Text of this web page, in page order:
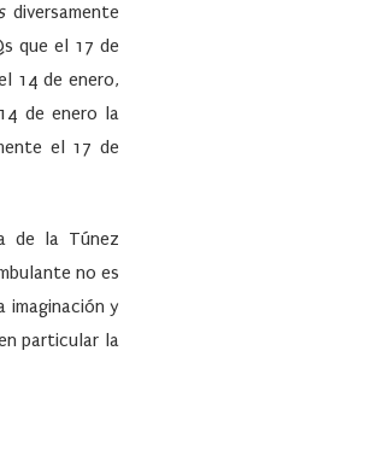
diversamente
que el 17 de
14 de enero,
de enero la
el 17 de
de la Túnez
no es
y
particular la